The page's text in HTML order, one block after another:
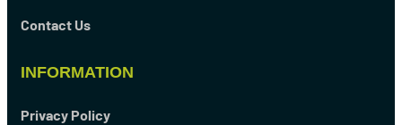
Contact Us
INFORMATION
Privacy Policy